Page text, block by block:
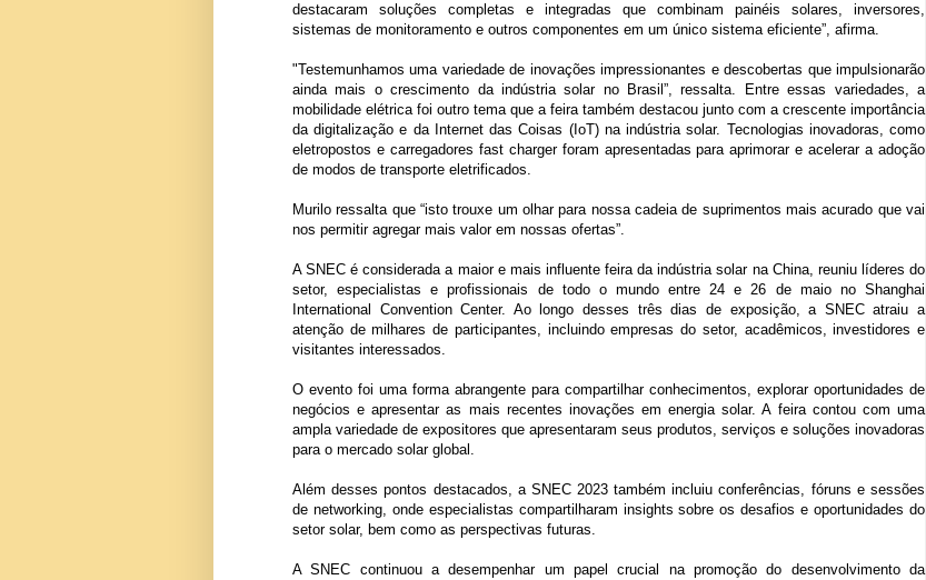
destacaram soluções completas e integradas que combinam painéis solares, inversores,
sistemas de monitoramento e outros componentes em um único sistema eficiente”, afirma.
"Testemunhamos uma variedade de inovações impressionantes e descobertas que impulsionarão
ainda mais o crescimento da indústria solar no Brasil”, ressalta. Entre essas variedades, a
mobilidade elétrica foi outro tema que a feira também destacou junto com a crescente importância
da digitalização e da Internet das Coisas (IoT) na indústria solar. Tecnologias inovadoras, como
eletropostos e carregadores fast charger foram apresentadas para aprimorar e acelerar a adoção
de modos de transporte eletrificados.
Murilo ressalta que “isto trouxe um olhar para nossa cadeia de suprimentos mais acurado que vai
nos permitir agregar mais valor em nossas ofertas”.
A SNEC é considerada a maior e mais influente feira da indústria solar na China, reuniu líderes do
setor, especialistas e profissionais de todo o mundo entre 24 e 26 de maio no Shanghai
International Convention Center. Ao longo desses três dias de exposição, a SNEC atraiu a
atenção de milhares de participantes, incluindo empresas do setor, acadêmicos, investidores e
visitantes interessados.
O evento foi uma forma abrangente para compartilhar conhecimentos, explorar oportunidades de
negócios e apresentar as mais recentes inovações em energia solar. A feira contou com uma
ampla variedade de expositores que apresentaram seus produtos, serviços e soluções inovadoras
para o mercado solar global.
Além desses pontos destacados, a SNEC 2023 também incluiu conferências, fóruns e sessões
de networking, onde especialistas compartilharam insights sobre os desafios e oportunidades do
setor solar, bem como as perspectivas futuras.
A SNEC continuou a desempenhar um papel crucial na promoção do desenvolvimento da